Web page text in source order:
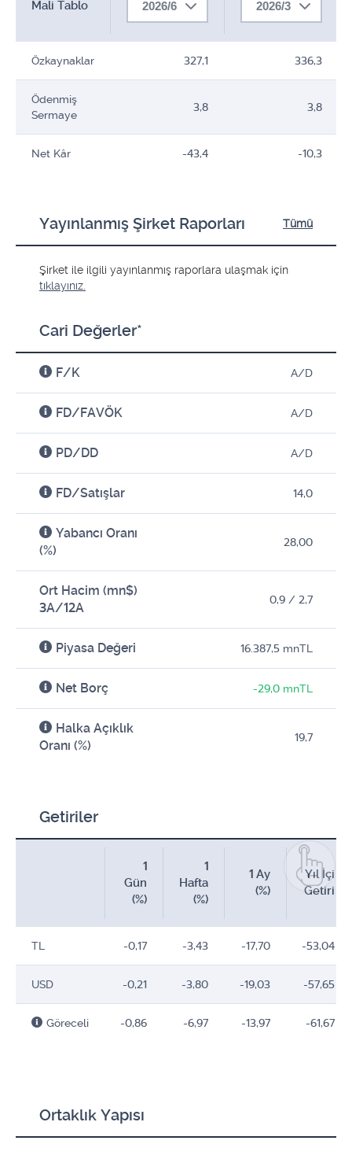
Mali Tablo 2026/6 2026/3
Özkaynaklar 327,1 336,3
Ödenmiş
Sermaye
3,8 3,8
Net Kâr -43,4 -10,3
Yayınlanmış Şirket Raporları Tümü
Şirket ile ilgili yayınlanmış raporlara ulaşmak için
tıklayınız.
Cari Değerler*
F/K A/D
FD/FAVÖK A/D
PD/DD A/D
FD/Satışlar 14,0
Yabancı Oranı
(%)
28,00
Ort Hacim (mn$)
3A/12A
0,9 / 2,7
Piyasa Değeri 16.387,5 mnTL
Net Borç -29,0 mnTL
Halka Açıklık
Oranı (%)
19,7
Getiriler
1
Gün
(%)
1
Hafta
(%)
1 Ay
(%)
Yıl İçi
Getiri
TL -0,17 -3,43 -17,70 -53,04
USD -0,21 -3,80 -19,03 -57,65
Göreceli -0,86 -6,97 -13,97 -61,67
Ortaklık Yapısı